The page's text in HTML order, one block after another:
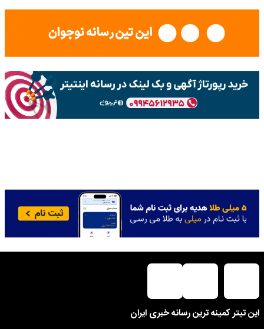
این تیتر کمینه ترین رسانه خبری ایران